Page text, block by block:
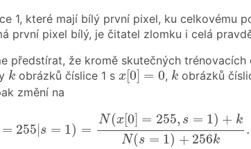
1, které mají bílý první pixel, ku celkovému
první pixel bílý, je čitatel zlomku i celá
předstírat, že kromě skutečných
k
k obrázků číslice 1 s x[0] = 0
x[0]=0 , k
kobrázků
změní na
= 255|s = 1) =
N(x[0] = 255, s = 1) + k
N(s = 1) + 256k
.
[0]=255 s=1) + ( s =1 )+